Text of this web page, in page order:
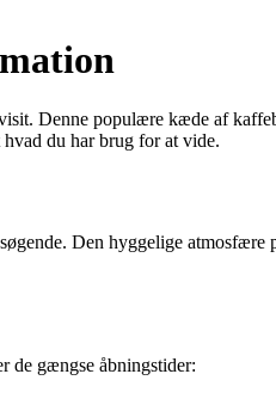
Denne populære kæde af
du har brug for at vide.
Den hyggelige atmosfære
de gængse åbningstider: